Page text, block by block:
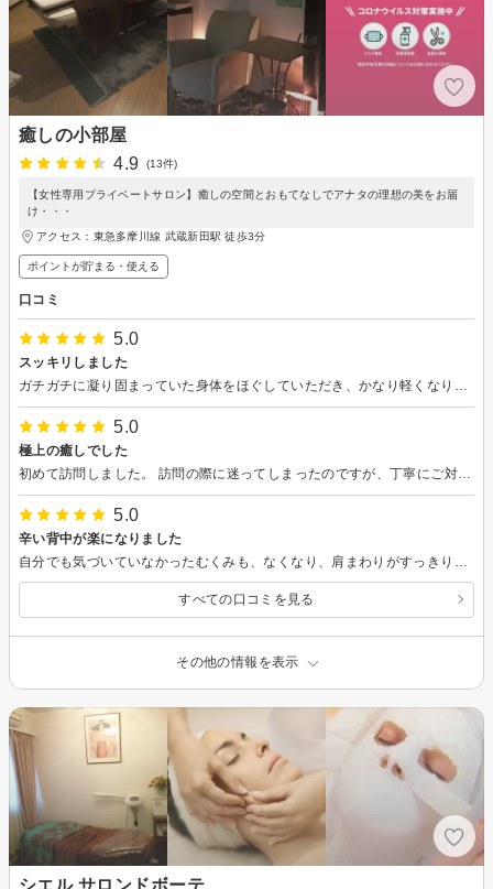
癒しの小部屋
4.9
(13件)
【女性専用プライベートサロン】癒しの空間とおもてなしでアナタの理想の美をお届
け・・・
アクセス：東急多摩川線 武蔵新田駅 徒歩3分
ポイントが貯まる・使える
口コミ
5.0
スッキリしました
5.0
極上の癒しでした
初めて訪問しました。 訪問の際に迷ってしまったのですが、丁寧にご対応いただきました。 一軒家のお店で、看板と旗が出てるのでそれを目印に行くと良いと思います。 フェイシャル中心にやっていただいたのですが、それ以外にも足湯、ハンド、フットの簡単なマッサージもついてきました。 ハンドクリームの匂いがとっても好みでした。 肝心のフェイシャルはすごーーーく気持ち良かったです。 とても繊細な手技で、今まで色んなフェイシャルに行きましたが、その気持ちよさに感動しました。 そして最近肌のくすみが気になっていたのですが、ワントーン明るくなった気がします。 また行きます(*^^*)
5.0
辛い背中が楽になりました
すべての口コミを見る
その他の情報を表示
シエル サロンドボーテ